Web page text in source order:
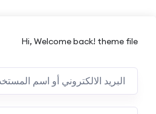
Hi, Welcome back! theme file